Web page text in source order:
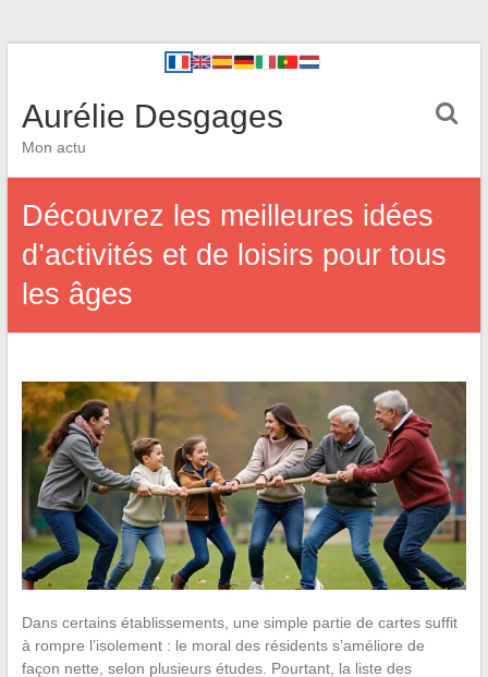
Aurélie Desgages
Mon actu
Découvrez les meilleures idées
d’activités et de loisirs pour tous
les âges
Dans certains établissements, une simple partie de cartes suffit
à rompre l’isolement : le moral des résidents s’améliore de
façon nette, selon plusieurs études. Pourtant, la liste des